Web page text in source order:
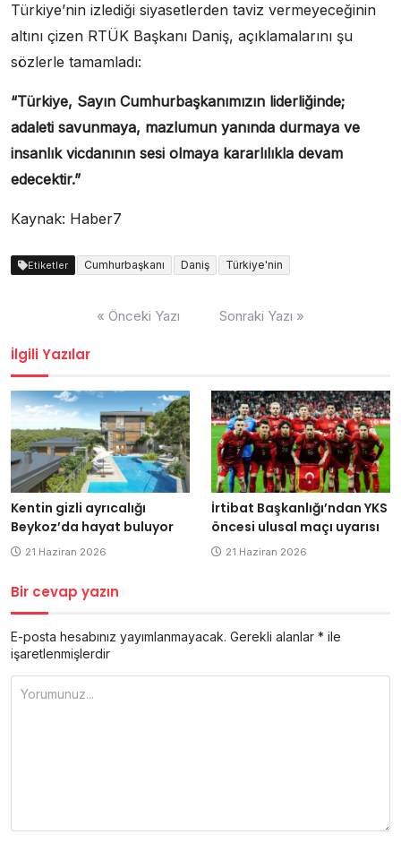
Türkiye’nin izlediği siyasetlerden taviz vermeyeceğinin
altını çizen RTÜK Başkanı Daniş, açıklamalarını şu
sözlerle tamamladı:
“Türkiye, Sayın Cumhurbaşkanımızın liderliğinde;
adaleti savunmaya, mazlumun yanında durmaya ve
insanlık vicdanının sesi olmaya kararlılıkla devam
edecektir.”
Kaynak: Haber7
Etiketler Cumhurbaşkanı Daniş Türkiye'nin
« Önceki Yazı Sonraki Yazı »
İlgili Yazılar
Kentin gizli ayrıcalığı
Beykoz’da hayat buluyor
21 Haziran 2026
İrtibat Başkanlığı’ndan YKS
öncesi ulusal maçı uyarısı
21 Haziran 2026
Bir cevap yazın
E-posta hesabınız yayımlanmayacak. Gerekli alanlar * ile
işaretlenmişlerdir